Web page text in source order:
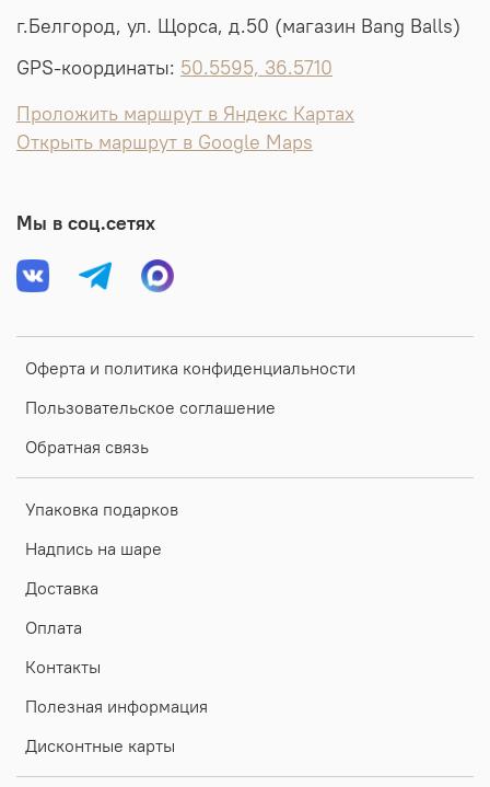
Оферта и политика конфиденциальности
Пользовательское соглашение
Обратная связь
Упаковка подарков
Надпись на шаре
Доставка
Оплата
Контакты
Полезная информация
Дисконтные карты
г.Белгород, ул. Щорса, д.50 (магазин Bang Balls)
GPS-координаты: 50.5595, 36.5710
Проложить маршрут в Яндекс Картах
Открыть маршрут в Google Maps
Мы в соц.сетях